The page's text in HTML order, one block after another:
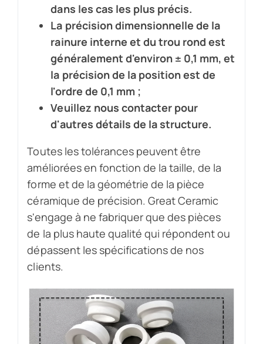
dans les cas les plus précis.
La précision dimensionnelle de la
rainure interne et du trou rond est
généralement d'environ ± 0,1 mm, et
la précision de la position est de
l'ordre de 0,1 mm ;
Veuillez nous contacter pour
d'autres détails de la structure.
Toutes les tolérances peuvent être
améliorées en fonction de la taille, de la
forme et de la géométrie de la pièce
céramique de précision. Great Ceramic
s'engage à ne fabriquer que des pièces
de la plus haute qualité qui répondent ou
dépassent les spécifications de nos
clients.